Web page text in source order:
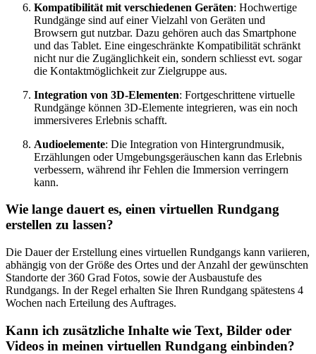
Kompatibilität mit verschiedenen Geräten: Hochwertige
Rundgänge sind auf einer Vielzahl von Geräten und
Browsern gut nutzbar. Dazu gehören auch das Smartphone
und das Tablet. Eine eingeschränkte Kompatibilität schränkt
nicht nur die Zugänglichkeit ein, sondern schliesst evt. sogar
die Kontaktmöglichkeit zur Zielgruppe aus.
Integration von 3D-Elementen: Fortgeschrittene virtuelle
Rundgänge können 3D-Elemente integrieren, was ein noch
immersiveres Erlebnis schafft.
Audioelemente: Die Integration von Hintergrundmusik,
Erzählungen oder Umgebungsgeräuschen kann das Erlebnis
verbessern, während ihr Fehlen die Immersion verringern
kann.
Wie lange dauert es, einen virtuellen Rundgang
erstellen zu lassen?
Die Dauer der Erstellung eines virtuellen Rundgangs kann variieren,
abhängig von der Größe des Ortes und der Anzahl der gewünschten
Standorte der 360 Grad Fotos, sowie der Ausbaustufe des
Rundgangs. In der Regel erhalten Sie Ihren Rundgang spätestens 4
Wochen nach Erteilung des Auftrages.
Kann ich zusätzliche Inhalte wie Text, Bilder oder
Videos in meinen virtuellen Rundgang einbinden?